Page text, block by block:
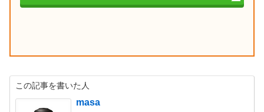
この記事を書いた人
masa